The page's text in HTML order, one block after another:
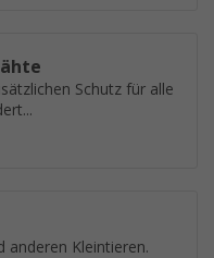
Schutz für alle
anderen Kleintieren.